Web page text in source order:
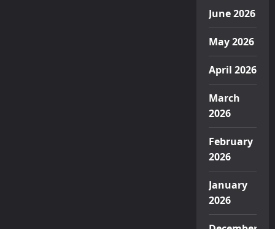
June 2026
May 2026
April 2026
March
2026
February
2026
January
2026